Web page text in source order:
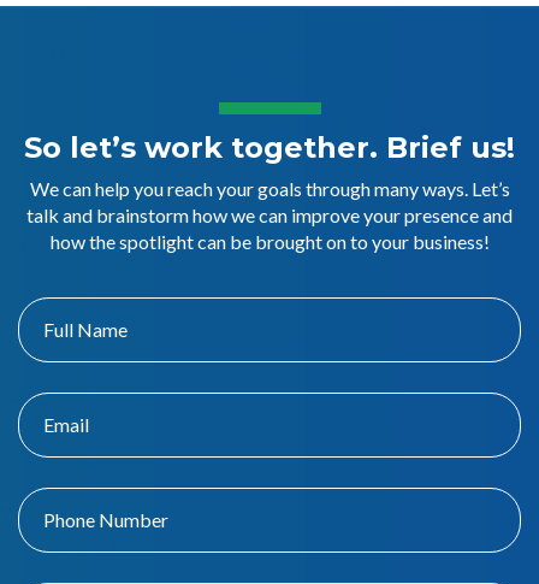
So let’s work together. Brief us!
We can help you reach your goals through many ways. Let’s
talk and brainstorm how we can improve your presence and
how the spotlight can be brought on to your business!